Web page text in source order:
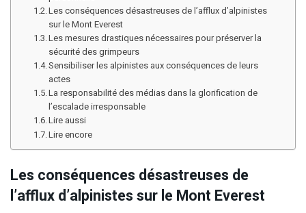
Les conséquences désastreuses de l’afflux d’alpinistes
sur le Mont Everest
Les mesures drastiques nécessaires pour préserver la
sécurité des grimpeurs
Sensibiliser les alpinistes aux conséquences de leurs
actes
La responsabilité des médias dans la glorification de
l’escalade irresponsable
Lire aussi
Lire encore
Les conséquences désastreuses de
l’afflux d’alpinistes sur le Mont Everest